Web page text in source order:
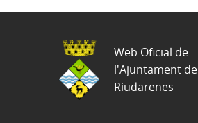
Web Oficial de
l'Ajuntament de
Riudarenes